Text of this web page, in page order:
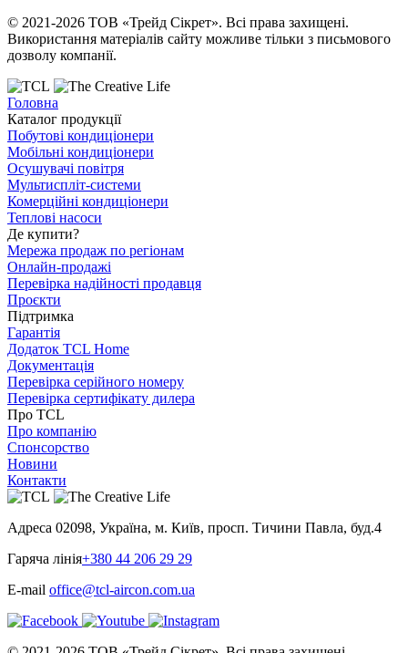
© 2021-2026 ТОВ «Трейд Сікрет». Всі права захищені.
Використання матеріалів сайту можливе тільки з письмового
дозволу компанії.
Головна
Каталог продукції
Побутові кондиціонери
Мобільні кондиціонери
Осушувачі повітря
Мультиспліт-системи
Комерційні кондиціонери
Теплові насоси
Де купити?
Мережа продаж по регіонам
Онлайн-продажі
Перевірка надійності продавця
Проєкти
Підтримка
Гарантія
Додаток TCL Home
Документація
Перевірка серійного номеру
Перевірка сертифікату дилера
Про TCL
Про компанію
Спонсорство
Новини
Контакти
Адреса 02098, Україна, м. Київ, просп. Тичини Павла, буд.4
Гаряча лінія+380 44 206 29 29
E-mail office@tcl-aircon.com.ua